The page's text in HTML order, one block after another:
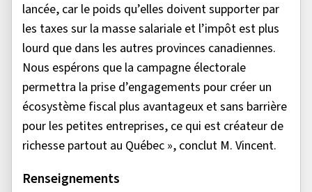
lancée, car le poids qu’elles doivent supporter par
les taxes sur la masse salariale et l’impôt est plus
lourd que dans les autres provinces canadiennes.
Nous espérons que la campagne électorale
permettra la prise d’engagements pour créer un
écosystème fiscal plus avantageux et sans barrière
pour les petites entreprises, ce qui est créateur de
richesse partout au Québec », conclut M. Vincent.
Renseignements